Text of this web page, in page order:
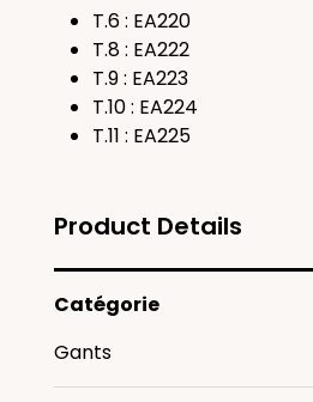
T.6 : EA220
T.8 : EA222
T.9 : EA223
T.10 : EA224
T.11 : EA225
Product Details
Catégorie
Gants